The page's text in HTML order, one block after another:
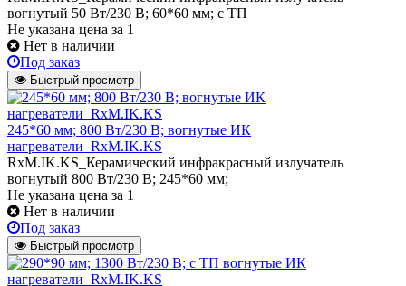
вогнутый 50 Вт/230 В; 60*60 мм; с ТП
Не указана цена за 1
Нет в наличии
Под заказ
Быстрый просмотр
245*60 мм; 800 Вт/230 В; вогнутые ИК
нагреватели_RxM.IK.KS
RxM.IK.KS_Керамический инфракрасный излучатель
вогнутый 800 Вт/230 В; 245*60 мм;
Не указана цена за 1
Нет в наличии
Под заказ
Быстрый просмотр